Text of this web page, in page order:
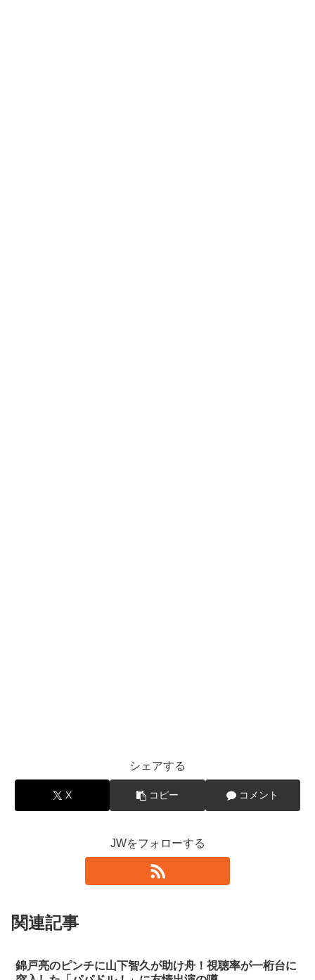
シェアする
X コピー コメント
JWをフォローする
関連記事
錦戸亮のピンチに山下智久が助け舟！視聴率が一桁台に